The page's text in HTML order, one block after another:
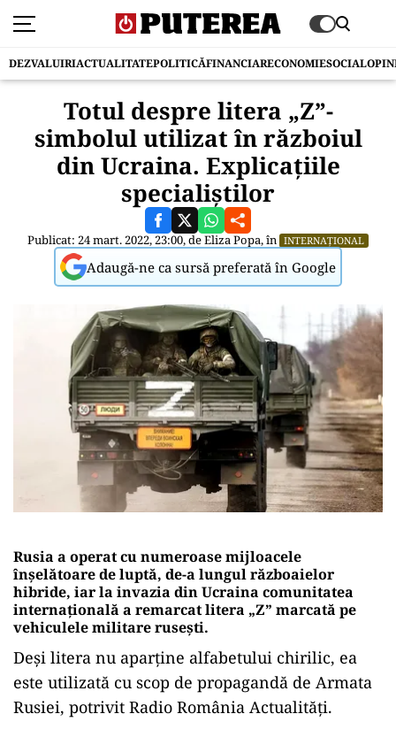
DEZVALUIRIACTUALITATEPOLITICĂFINANCIARECONOMIESOCIAL
Totul despre litera „Z”-
simbolul utilizat în războiul
din Ucraina. Explicațiile
specialiștilor
Publicat: 24 mart. 2022, 23:00, deEliza Popa, în INTERNAȚIONAL
Adaugă-ne ca sursă preferată în Google
Rusia a operat cu numeroase mijloacele
înșelătoare de luptă, de-a lungul războaielor
hibride, iar la invazia din Ucraina comunitatea
internațională a remarcat litera „Z” marcată pe
vehiculele militare rusești.
Deși litera nu aparține alfabetului chirilic, ea
este utilizată cu scop de propagandă de Armata
Rusiei, potrivit Radio România Actualități.